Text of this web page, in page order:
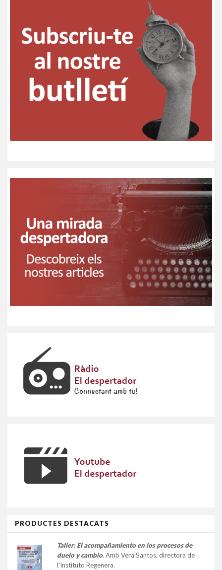
PRODUCTES DESTACATS
Taller: El acompañamiento en los procesos de
duelo y cambio.Amb Vera Santos, directora de
l’Instituto Regenera.